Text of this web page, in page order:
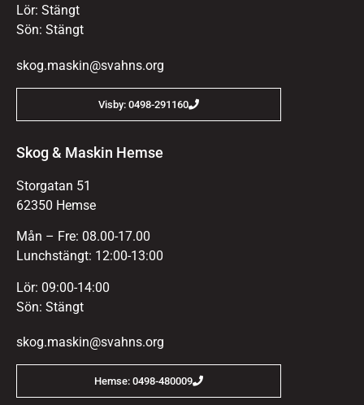
Lör: Stängt
Sön: Stängt
skog.maskin@svahns.org
Visby: 0498-291160
Skog & Maskin Hemse
Storgatan 51
62350 Hemse
Mån – Fre: 08.00-17.00
Lunchstängt: 12:00-13:00
Lör: 09:00-14:00
Sön: Stängt
skog.maskin@svahns.org
Hemse: 0498-480009